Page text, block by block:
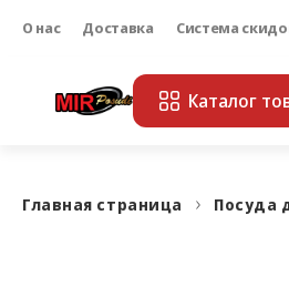
О нас Доставка Система
Каталог
Главная страница Посуда